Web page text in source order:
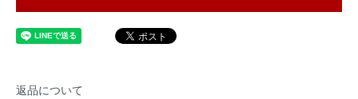
返品について